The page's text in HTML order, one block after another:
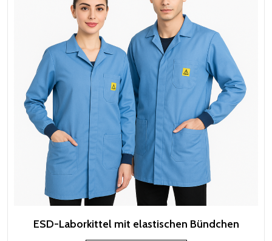
ESD-Laborkittel mit elastischen Bündchen